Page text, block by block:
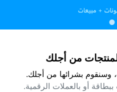
من أجلك
وسنقوم بشرائها من أجلك.
أو بالعملات الرقمية.